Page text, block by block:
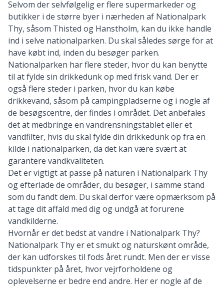
Selvom der selvfølgelig er flere supermarkeder og
butikker i de større byer i nærheden af Nationalpark
Thy, såsom Thisted og Hanstholm, kan du ikke handle
ind i selve nationalparken. Du skal således sørge for at
have købt ind, inden du besøger parken.
Nationalparken har flere steder, hvor du kan benytte
til at fylde sin drikkedunk op med frisk vand. Der er
også flere steder i parken, hvor du kan købe
drikkevand, såsom på campingpladserne og i nogle af
de besøgscentre, der findes i området. Det anbefales
det at medbringe en vandrensningstablet elleret
vandfilter, hvis du skal fylde din drikkedunk op fra en
kilde i nationalparken, da det kan være svært at
garantere vandkvaliteten.
Det er vigtigt at passe på naturen i Nationalpark Thy
og efterlade de områder, du besøger, i samme stand
som du fandt dem. Du skal derfor være opmærksom på
at tage dit affald med dig og undgå at forurene
vandkilderne.
Hvornår er det bedst at vandre i Nationalpark Thy?
Nationalpark Thy er et smukt og naturskønt område,
der kan udforskes til fods året rundt. Men der er visse
tidspunkter på året, hvor vejrforholdene og
oplevelserne er bedre end andre. Her er nogle af de